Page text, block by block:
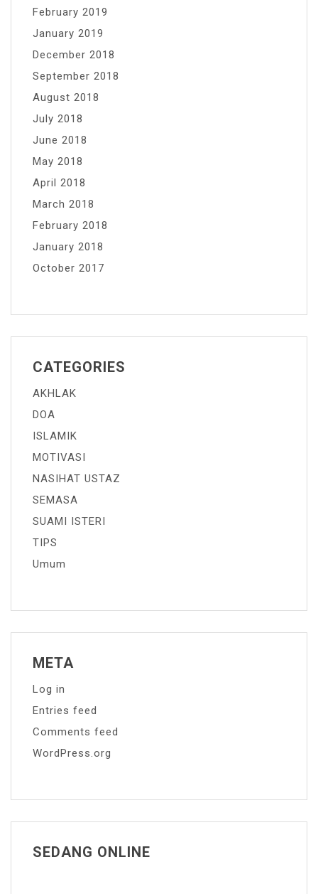
February 2019
January 2019
December 2018
September 2018
August 2018
July 2018
June 2018
May 2018
April 2018
March 2018
February 2018
January 2018
October 2017
CATEGORIES
AKHLAK
DOA
ISLAMIK
MOTIVASI
NASIHAT USTAZ
SEMASA
SUAMI ISTERI
TIPS
Umum
META
Log in
Entries feed
Comments feed
WordPress.org
SEDANG ONLINE